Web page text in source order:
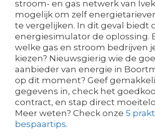
stroom- en gas netwerk van
mogelijk om zelf
te vergelijken. In dit geval biedt
energiesimulator de oplossing.
welke gas en stroom bedrijven
kiezen? Nieuwsgierig wie de
aanbieder van energie in
op dit moment? Geef
gegevens in, check het
contract, en stap direct
Meer weten? Check onze 5
bespaartips.